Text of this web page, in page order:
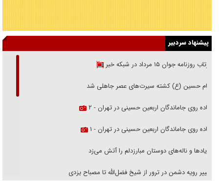
پیشنهاد سردبیر
بازتاب روزنامه جوان ۱۵ مرداد در شبکه خبر
امام حسین (ع) کشته سیرت‌های عصر جاهلی شد
پیاده روی جاماندگان اربعین حسینی در تهران - ۲
پیاده روی جاماندگان اربعین حسینی در تهران - ۱
فریاد‌ها و ناله‌های دوستان مبارزدلم را آتش می‌زد
تغییر رویه دشمن در ترور از شیخ فضل‌الله تا مصباح یزدی